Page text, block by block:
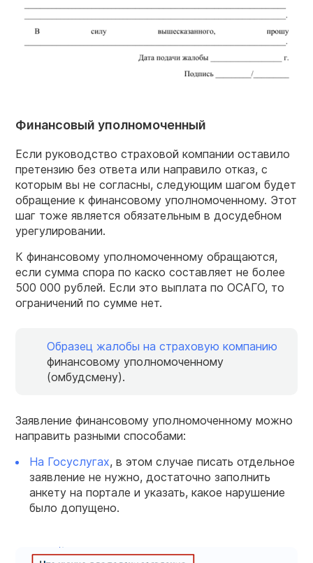
Финансовый уполномоченный
Если руководство страховой компании оставило
претензию без ответа или направило отказ, с
которым вы не согласны, следующим шагом будет
обращение к финансовому уполномоченному. Этот
шаг тоже является обязательным в досудебном
урегулировании.
К финансовому уполномоченному обращаются,
если сумма спора по каско составляет не более
500 000 рублей. Если это выплата по ОСАГО, то
ограничений по сумме нет.
Образец жалобы на страховую компанию
финансовому уполномоченному
(омбудсмену).
Заявление финансовому уполномоченному можно
направить разными способами:
На Госуслугах, в этом случае писать отдельное
заявление не нужно, достаточно заполнить
анкету на портале и указать, какое нарушение
было допущено.